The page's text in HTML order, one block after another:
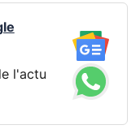
l'actu